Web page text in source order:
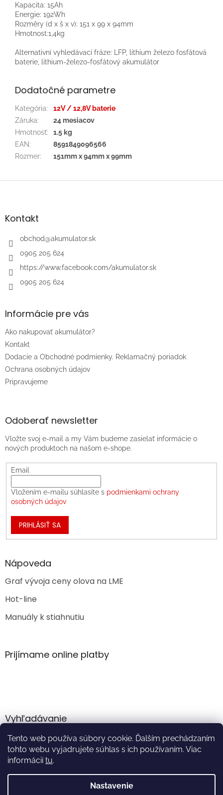
Tento web používa súbory cookie. Ďalším prechádzaním
tohto webu vyjadrujete súhlas s ich používaním. Viac
informáciítu.
Nastavenie
Kapacita: 15Ah
Energie: 192Wh
Rozměry (d x š x v): 151 x 99 x 94mm
Hmotnost:1,4kg
Alternativní vyhledávací fráze: LFP, lithium železo fosfátová
baterie, lithium-železo-fosfátový akumulátor
Dodatočné parametre
Kategória:
12V / 12,8V baterie
Záruka:
24 mesiacov
Hmotnosť:
1.5 kg
EAN:
8591849096566
Rozmer: 151mm x 94mm x 99mm
Z
äKontakt
obchod@akumulator.sk
0905 205 624
https://www.facebook.com/akumulator.sk
0905 205 624
Informácie pre vás
Ako nakupovať akumulátor?
Kontakt
Dodacie a Obchodné podmienky. Reklamačný poriadok
Ochrana osobných údajov
Pripravujeme
Odoberať newsletter
Vložte svoj e-mail a my Vám budeme zasielať informácie o
nových produktoch na našom e-shope.
Email
Vložením e-mailu súhlasíte s podmienkami ochrany
osobných údajov
PRIHLÁSIŤ SA
Nápoveda
Graf vývoja ceny olova na LME
Hot-line
Manuály k stiahnutiu
Prijímame online platby
Vyhľadávanie
HĽADAŤ
Vytvoril Shoptet